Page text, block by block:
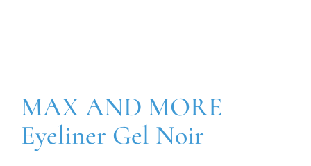
MAX AND MORE
Eyeliner Gel Noir